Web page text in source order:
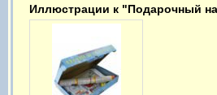
Иллюстрации к "Подарочный